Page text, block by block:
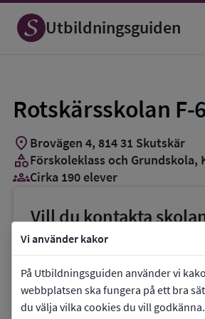
Vi använder kakor
På Utbildningsguiden använder vi
webbplatsen ska fungera på ett bra
du välja vilka cookies du vill godkänna.
Utbildningsguiden
Rotskärsskolan F-6
Spara
som
favorit
location_on Brovägen 4, 814 31 Skutskär
categoryFörskoleklass och Grundskola,
groups_3Cirka 190 elever
Vill du kontakta
phoneTelefon:026-83027
E-post:
link Webbplats:Rotskärsskolan